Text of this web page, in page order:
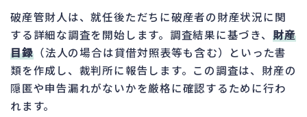
破産管財人は、就任後ただちに破産者の財産状況に関
する詳細な調査を開始します。調査結果に基づき、 財産
目録 （法人の場合は貸借対照表等も含む）といった書
類を作成し、裁判所に報告します。この調査は、財産の
隠匿や申告漏れがないかを厳格に確認するために行わ
れます。